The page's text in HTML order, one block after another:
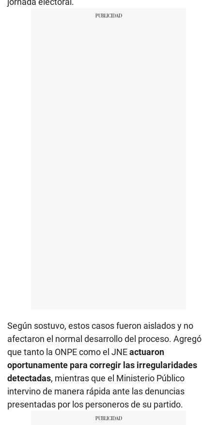
Según sostuvo, estos casos fueron aislados y no
afectaron el normal desarrollo del proceso. Agregó
que tanto la ONPE como el JNEactuaron
oportunamente para corregir las irregularidades
detectadas, mientras que el Ministerio Público
intervino de manera rápida ante las denuncias
presentadas por los personeros de su partido.